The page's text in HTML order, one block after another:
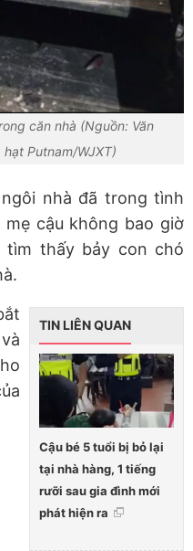
căn nhà (Nguồn: Văn
Putnam/WJXT)
nhà đã trong tình
cậu không bao giờ
tìm thấy bảy con chó
TIN LIÊN QUAN
Cậu bé 5 tuổi bị bỏ lại
tại nhà hàng, 1 tiếng
rưỡi sau gia đình mới
phát hiện ra